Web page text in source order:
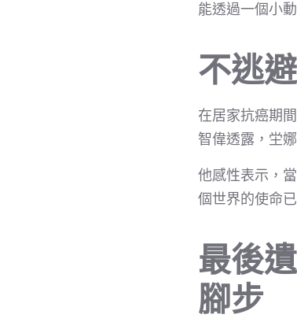
能透過一個小
不逃
在居家抗癌期
智偉透露，坣
他感性表示，
個世界的使命
最後
腳步